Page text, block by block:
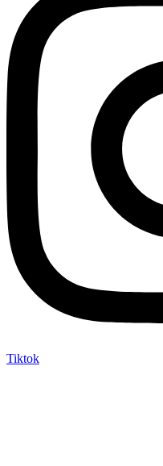
Tiktok